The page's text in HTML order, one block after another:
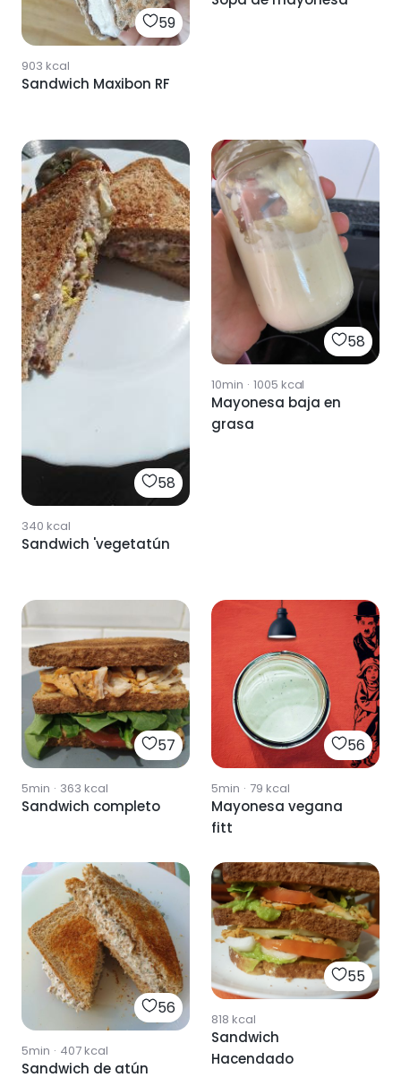
59
903 kcal
Sandwich Maxibon RF
58
340 kcal
Sandwich 'vegetatún
58
10min · 1005 kcal
Mayonesa baja en
grasa
57
5min · 363 kcal
Sandwich completo
56
5min · 79 kcal
Mayonesa vegana
fitt
56
5min · 407kcal
Sandwich de atún
55
818 kcal
Sandwich
Hacendado